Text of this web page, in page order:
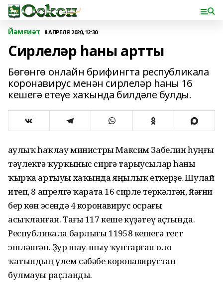
Йәмғиәт 8 АПРЕЛЯ 2020, 12:30
Сирлеләр һаны артты
Бөгөнгө онлайн брифингта республикала
коронавирус менән сирлеләр һаны 16
кешегә етеүе хаҡында билдәле булды.
Һаулыҡ һаҡлау министры Максим Забелин һуңғы
тәүлектә ҡурҡыныс сиргә тарыусылар һаны
ҡырҡа артыуы хаҡында яңылыҡ еткерҙе. Шулай
итеп, 8 апрелгә ҡарата 16 сирле теркәлгән, йәғни
бер көн эсендә 4 коронавирус осрағы
асыҡланған. Тағы 117 кеше күҙәтеү аҫтында.
Республикала барлығы 11958 кешегә тест
эшләнгән. Ҙур шау-шыу ҡуптарған оло
ҡатындың үлем сәбәбе коронавирустан
булмауы раҫланды.